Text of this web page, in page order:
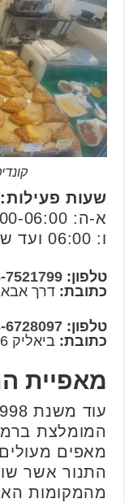
שעות פעילות:
א-ה: 23:00-06:00
ו: 06:00 ועד שעה לפני כניסת שבת
טלפון:7521799
כתובת:דרך אבא הילל
טלפון:6728097
כתובת:ביאליק 66, רמת גן
מאפיית
המומלצת
מאפים
התנור אשר
מהמקומות